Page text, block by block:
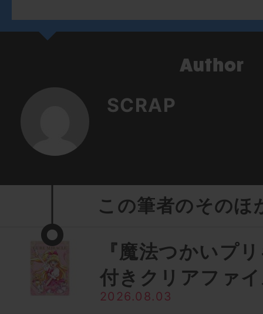
SCRAP
この筆者のそのほ
『魔法つかいプ
付きクリアファ
2026.08.03